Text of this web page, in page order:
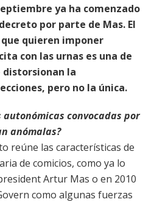
ya ha comenzado
por parte de Mas. El
quieren imponer
con las urnas es una de
distorsionan la
pero no la única.
autonómicas convocadas por
anómalas?
reúne las características de
de comicios, como ya lo
Artur Mas o en 2010
como algunas fuerzas